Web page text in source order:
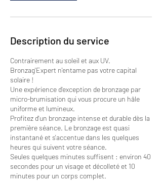
Description du service
Contrairement au soleil et aux UV.
Bronzag'Expert n'entame pas votre capital
solaire !
Une expérience d'exception de bronzage par
micro-brumisation qui vous procure un hâle
uniforme et lumineux.
Profitez d'un bronzage intense et durable dès la
première séance. Le bronzage est quasi
instantané et s'accentue dans les quelques
heures qui suivent votre séance.
Seules quelques minutes suffisent : environ 40
secondes pour un visage et décolleté et 10
minutes pour un corps complet.